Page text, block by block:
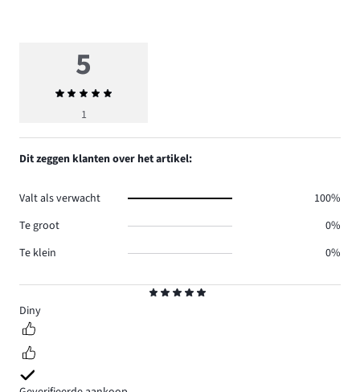
5
Diny
5
Gemiddelde
beoordeling
1
Dit zeggen klanten over het artikel:
Valt als verwacht
100%
Te groot
0%
Te klein
0%